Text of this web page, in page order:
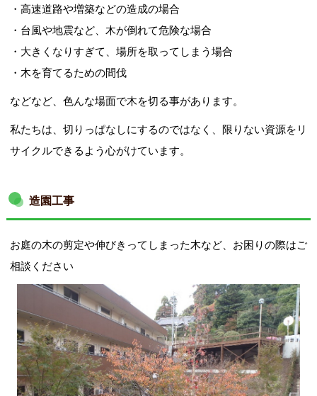
設計事務所の方
解体・伐採業者の方
樹木・支障木でお困りの方
SDGsへの取組み
・高速道路や増築などの造成の場合
・台風や地震など、木が倒れて危険な場合
・大きくなりすぎて、場所を取ってしまう場合
・木を育てるための間伐
などなど、色んな場面で木を切る事があります。
私たちは、切りっぱなしにするのではなく、限りない資源をリ
サイクルできるよう心がけています。
造園工事
お庭の木の剪定や伸びきってしまった木など、お困りの際はご
相談ください